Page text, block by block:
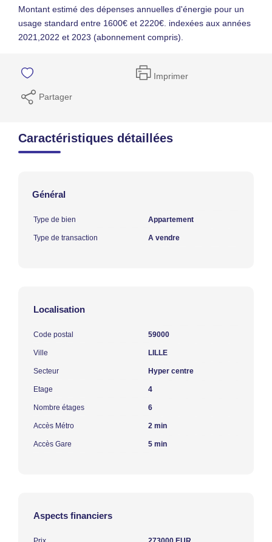
Montant estimé des dépenses annuelles d'énergie pour un
usage standard entre 1600€ et 2220€. indexées aux années
2021,2022 et 2023 (abonnement compris).
Imprimer
Partager
Caractéristiques détaillées
Général
Type de bien Appartement
Type de transaction A vendre
Localisation
Code postal 59000
Ville LILLE
Secteur Hyper centre
Etage 4
Nombre étages 6
Accès Métro 2 min
Accès Gare 5 min
Aspects financiers